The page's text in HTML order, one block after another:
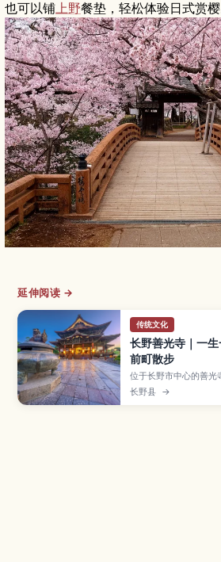
也可以铺 上野餐垫，轻松体验日式赏樱
延伸阅读 →
传统文化
长野善光寺｜一
前町散步
位于长野市中心的善光
次善光寺参拜”而闻名
御戒坛巡礼、寺前参
长野县 →